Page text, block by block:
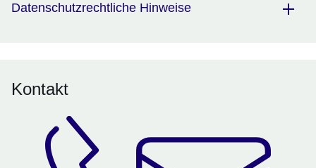
Datenschutzrechtliche Hinweise
Kontakt